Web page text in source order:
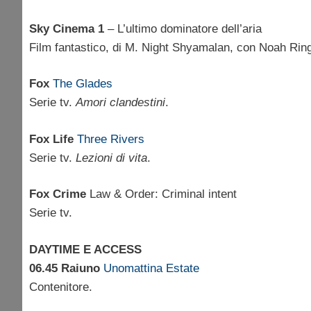
Sky Cinema 1 – L’ultimo dominatore dell’aria
Film fantastico, di M. Night Shyamalan, con Noah
Fox The Glades
Serie tv.Amori clandestini.
Fox Life Three Rivers
Serie tv. Lezioni di vita.
Fox Crime Law & Order: Criminal intent
Serie tv.
DAYTIME E ACCESS
06.45 Raiuno Unomattina Estate
Contenitore.